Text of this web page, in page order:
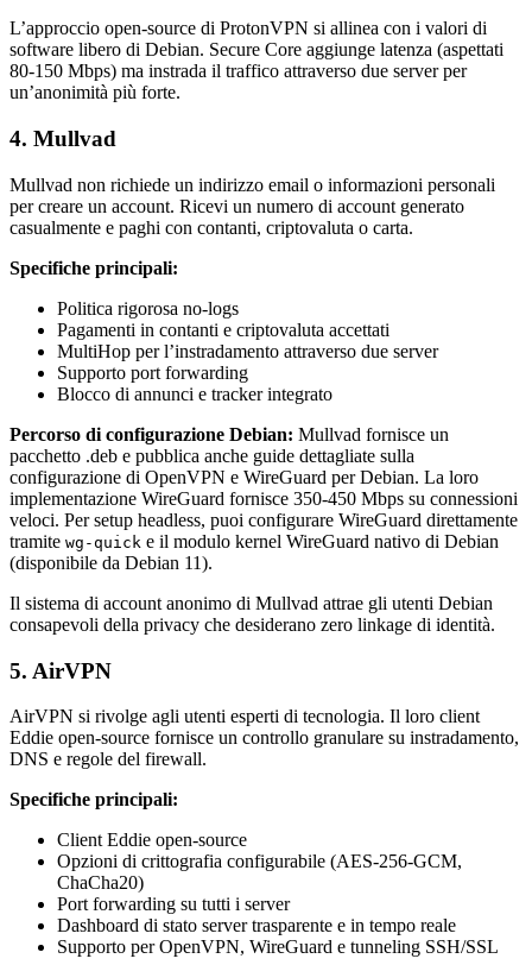
L’approccio open-source di ProtonVPN si allinea con i valori di
software libero di Debian. Secure Core aggiunge latenza (aspettati
80-150 Mbps) ma instrada il traffico attraverso due server per
un’anonimità più forte.
4. Mullvad
Mullvad non richiede un indirizzo email o informazioni personali
per creare un account. Ricevi un numero di account generato
casualmente e paghi con contanti, criptovaluta o carta.
Specifiche principali:
Politica rigorosa no-logs
Pagamenti in contanti e criptovaluta accettati
MultiHop per l’instradamento attraverso due server
Supporto port forwarding
Blocco di annunci e tracker integrato
Percorso di configurazione Debian: Mullvad fornisce un
pacchetto .deb e pubblica anche guide dettagliate sulla
configurazione di OpenVPN e WireGuard per Debian. La loro
implementazione WireGuard fornisce 350-450 Mbps su connessioni
veloci. Per setup headless, puoi configurare WireGuard direttamente
tramite wg-quick e il modulo kernel WireGuard nativo di Debian
(disponibile da Debian 11).
Il sistema di account anonimo di Mullvad attrae gli utenti Debian
consapevoli della privacy che desiderano zero linkage di identità.
5. AirVPN
AirVPN si rivolge agli utenti esperti di tecnologia. Il loro client
Eddie open-source fornisce un controllo granulare su instradamento,
DNS e regole del firewall.
Specifiche principali:
Client Eddie open-source
Opzioni di crittografia configurabile (AES-256-GCM,
ChaCha20)
Port forwarding su tutti i server
Dashboard di stato server trasparente e in tempo reale
Supporto per OpenVPN, WireGuard e tunneling SSH/SSL